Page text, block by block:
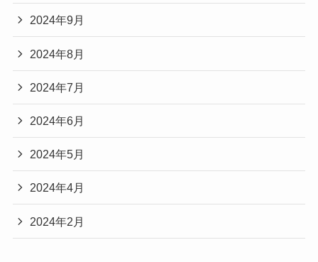
2024年9月
2024年8月
2024年7月
2024年6月
2024年5月
2024年4月
2024年2月